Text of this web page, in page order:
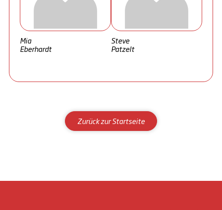
Mia
Eberhardt
Steve
Patzelt
Zurück zur Startseite